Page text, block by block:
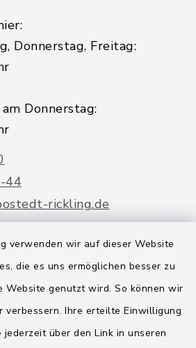
verwenden wir auf dieser Website
die es uns ermöglichen besser zu
Website genutzt wird. So können wir
verbessern. Ihre erteilte Einwilligung
über den Link in unseren
Donnerstag, Freitag:
Donnerstag:
44
rickling.de